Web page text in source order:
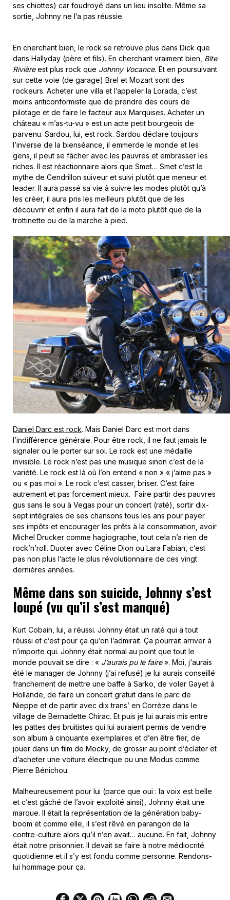
ses chiottes) car foudroyé dans un lieu insolite. Même sa
sortie, Johnny ne l’a pas réussie.
En cherchant bien, le rock se retrouve plus dans Dick que
dans Hallyday (père et fils). En cherchant vraiment bien, Bite
Rivièreest plus rock que Johnny Vocance. Et en poursuivant
sur cette voie (de garage) Brel et Mozart sont des
rockeurs. Acheter une villa et l’appeler la Lorada, c’est
moins anticonformiste que de prendre des cours de
pilotage et de faire le facteur aux Marquises. Acheter un
château « m’as-tu-vu » est un acte petit bourgeois de
parvenu. Sardou, lui, est rock. Sardou déclare toujours
l’inverse de la bienséance, il emmerde le monde et les
gens, il peut se fâcher avec les pauvres et embrasser les
riches. Il est réactionnaire alors que Smet… Smet c’est le
mythe de Cendrillon suiveur et suivi plutôt que meneur et
leader. Il aura passé sa vie à suivre les modes plutôt qu’à
les créer, il aura pris les meilleurs plutôt que de les
découvrir et enfin il aura fait de la moto plutôt que de la
trottinette ou de la marche à pied.
Daniel Darc est rock. Mais Daniel Darc est mort dans
l’indifférence générale. Pour être rock, il ne faut jamais le
signaler ou le porter sur soi. Le rock est une médaille
invisible. Le rock n’est pas une musique sinon c’est de la
variété. Le rock est là où l’on entend « non » « j’aime pas »
ou « pas moi ». Le rock c’est casser, briser. C’est faire
autrement et pas forcement mieux. Faire partir des pauvres
gus sans le sou à Vegas pour un concert (raté), sortir dix-
sept intégrales de ses chansons tous les ans pour payer
ses impôts et encourager les prêts à la consommation, avoir
Michel Drucker comme hagiographe, tout cela n’a rien de
rock’n’roll. Duoter avec Céline Dion ou Lara Fabian, c’est
pas non plus l’acte le plus révolutionnaire de ces vingt
dernières années.
Même dans son suicide, Johnny s’est
loupé (vu qu’il s’est manqué)
Kurt Cobain, lui, a réussi. Johnny était un raté qui a tout
réussi et c’est pour ça qu’on l’admirait. Ça pourrait arriver à
n’importe qui. Johnny était normal au point que tout le
monde pouvait se dire : « J’aurais pu le faire». Moi, j‘aurais
été le manager de Johnny (j’ai refusé) je lui aurais conseillé
franchement de mettre une baffe à Sarko, de voler Gayet à
Hollande, de faire un concert gratuit dans le parc de
Nieppe et de partir avec dix trans’ en Corrèze dans le
village de Bernadette Chirac. Et puis je lui aurais mis entre
les pattes des bruitistes qui lui auraient permis de vendre
son album à cinquante exemplaires et d’en être fier, de
jouer dans un film de Mocky, de grossir au point d’éclater et
d’acheter une voiture électrique ou une Modus comme
Pierre Bénichou.
Malheureusement pour lui (parce que oui : la voix est belle
et c’est gâché de l’avoir exploité ainsi), Johnny était une
marque. Il était la représentation de la génération baby-
boom et comme elle, il s’est rêvé en parangon de la
contre-culture alors qu’il n’en avait… aucune. En fait, Johnny
était notre prisonnier. Il devait se faire à notre médiocrité
quotidienne et il s’y est fondu comme personne. Rendons-
lui hommage pour ça.